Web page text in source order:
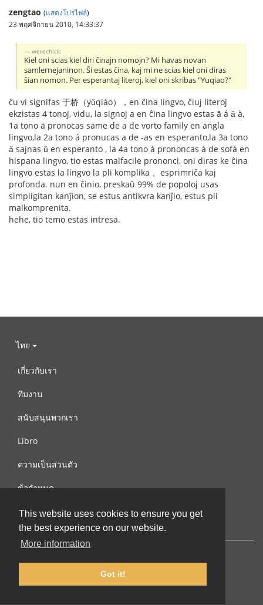
This website uses cookies to ensure you get
the best experience on our website.
More information
Got it!
zengtao (แสดงโปรไฟล์)
23 พฤศจิกายน 2010, 14:33:37
werechick:
Kiel oni scias kiel diri ĉinajn nomojn? Mi havas novan
samlernejaninon. Ŝi estas ĉina, kaj mi ne scias kiel oni diras
ŝian nomon. Per esperantaj literoj, kiel oni skribas "Yuqiao?"
ĉu vi signifas 于桥（yǔqiáo），en ĉina lingvo, ĉiuj literoj
ekzistas 4 tonoj, vidu, la signoj a en ĉina lingvo estas ā á ǎ à,
1a tono ā pronocas same de a de vorto family en angla
lingvo,la 2a tono á pronucas a de -as en esperanto,la 3a tono
ǎ sajnas ǔ en esperanto , la 4a tono à prononcas á de sofá en
hispana lingvo, tio estas malfacile prononci, oni diras ke ĉina
lingvo estas la lingvo la pli komplika 、esprimriĉa kaj
profonda. nun en ĉinio, preskaŭ 99% de popoloj usas
simpligitan kanĵion, se estus antikvra kanĵio, estus pli
malkomprenita.
hehe, tio temo estas intresa.
ไทย
เกี่ยวกับเรา
ทีมงาน
สนับสนุนพวกเรา
Libro
ความเป็นส่วนตัว
ข้อกำหนด
ติดต่อเรา
© 2002-2026 lernu.net |Impressum